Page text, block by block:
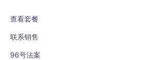
查看套餐
联系销售
96号法案